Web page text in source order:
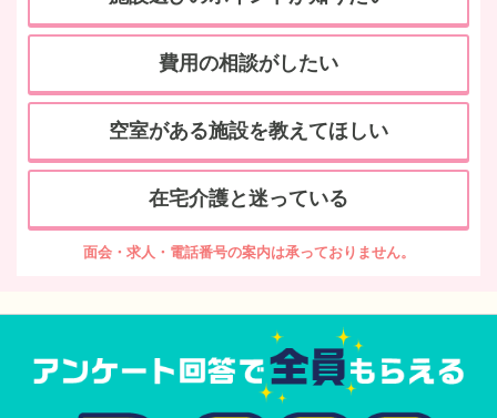
費用の相談がしたい
空室がある施設を教えてほしい
在宅介護と迷っている
面会・求人・電話番号の案内は承っておりません。